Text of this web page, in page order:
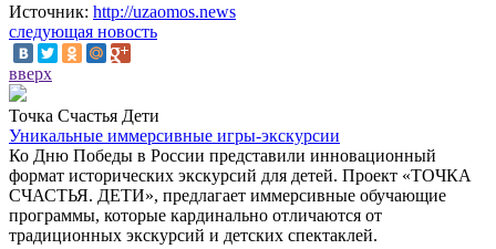
Источник: http://uzaomos.news
следующая новость
вверх
Точка Счастья Дети
Уникальные иммерсивные игры-экскурсии
Ко Дню Победы в России представили инновационный
формат исторических экскурсий для детей. Проект «ТОЧКА
СЧАСТЬЯ. ДЕТИ», предлагает иммерсивные обучающие
программы, которые кардинально отличаются от
традиционных экскурсий и детских спектаклей.